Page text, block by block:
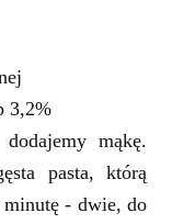
3,2%
mąkę.
pasta, którą
minutę - dwie, do